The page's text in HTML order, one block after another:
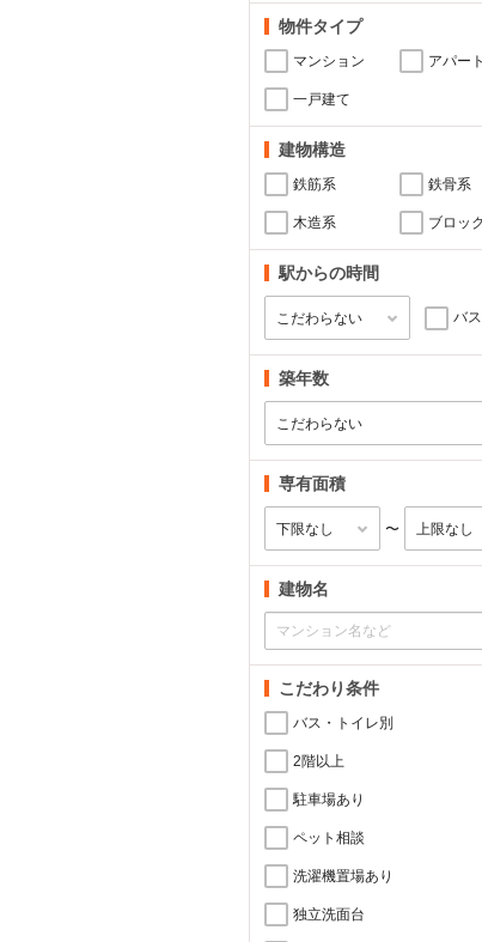
物件タイプ
マンション アパート
一戸建て
建物構造
鉄筋系 鉄骨系
木造系 ブロッ
駅からの時間
バ
築年数
専有面積
〜
建物名
こだわり条件
バス・トイレ別
2階以上
駐車場あり
ペット相談
洗濯機置場あり
独立洗面台